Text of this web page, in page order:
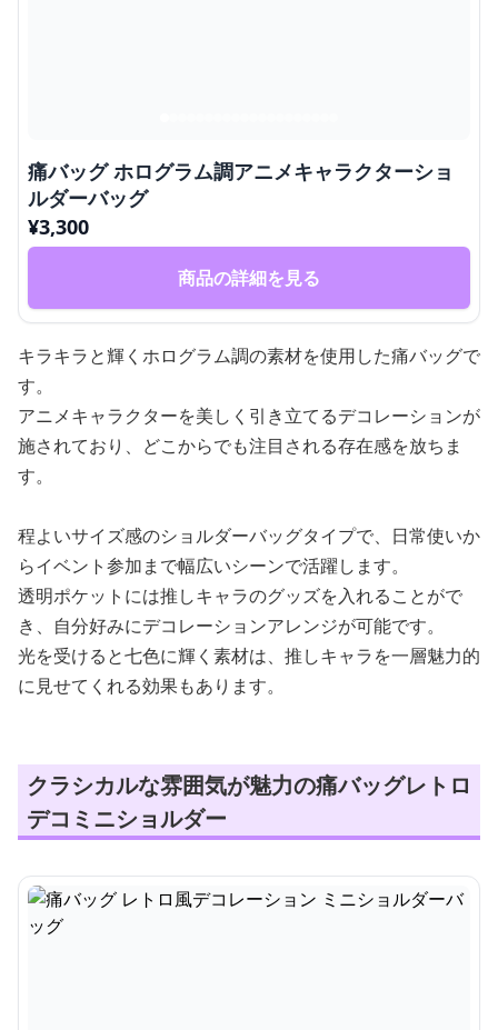
痛バッグ ホログラム調アニメキャラクターショ
ルダーバッグ
¥3,300
商品の詳細を見る
キラキラと輝くホログラム調の素材を使用した痛バッグで
す。
アニメキャラクターを美しく引き立てるデコレーションが
施されており、どこからでも注目される存在感を放ちま
す。
程よいサイズ感のショルダーバッグタイプで、日常使いか
らイベント参加まで幅広いシーンで活躍します。
透明ポケットには推しキャラのグッズを入れることがで
き、自分好みにデコレーションアレンジが可能です。
光を受けると七色に輝く素材は、推しキャラを一層魅力的
に見せてくれる効果もあります。
クラシカルな雰囲気が魅力の痛バッグレトロ
デコミニショルダー